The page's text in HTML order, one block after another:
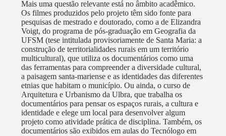
literárias, inúmeras oficinas, diversos documentários,
colóquios, workshops, programas informativos e
comunitários como o programa de TV Povo Gaúcho,
co-produzido com a TVE-RS. Tem-se, também, a
produção de vídeos experimentais e a atuação como
mídia independente cobrindo eventos de potencial
social, político e cultural. As produções da TV OVO
podem ser encontradas no canal do Youtube
(https://www.youtube.com/user/pcespelho/), no site
(https://tvovo.org/) e nas mídias sociais (Facebook:
https://www.facebook.com/tvovosm/ / Instagram:
Mais uma questão relevante está no âmbito acadêmico.
Os filmes produzidos pelo projeto têm sido fonte para
pesquisas de mestrado e doutorado, como a de Elizandra
Voigt, do programa de pós-graduação em Geografia da
UFSM (tese intitulada provisoriamente de Santa Maria: a
construção de territorialidades rurais em um território
multicultural), que utiliza os documentários como uma
das ferramentas para compreender a diversidade cultural,
a paisagem santa-mariense e as identidades das diferentes
etnias que habitam o município. Ou ainda, o curso de
Arquitetura e Urbanismo da Ulbra, que trabalha os
documentários para pensar os espaços rurais, a cultura e
identidade e elege um local para desenvolver algum
projeto como atividade prática de disciplina. Também, os
documentários são exibidos em aulas do Tecnólogo em